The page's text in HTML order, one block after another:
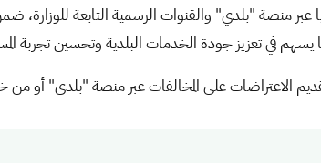
عبر منصة "بلدي" والقنوات الرسمية التابعة
في تعزيز جودة الخدمات البلدية وتحسين تجربة
الاعتراضات على المخالفات عبر منصة "بلدي" أو من